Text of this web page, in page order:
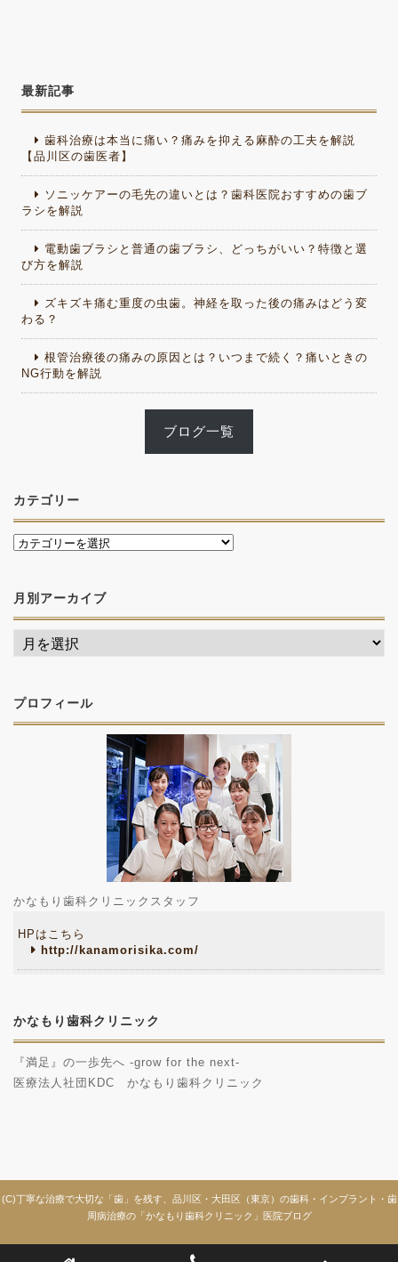
最新記事
歯科治療は本当に痛い？痛みを抑える麻酔の工夫を解説
【品川区の歯医者】
ソニッケアーの毛先の違いとは？歯科医院おすすめの歯ブ
ラシを解説
電動歯ブラシと普通の歯ブラシ、どっちがいい？特徴と選
び方を解説
ズキズキ痛む重度の虫歯。神経を取った後の痛みはどう変
わる？
根管治療後の痛みの原因とは？いつまで続く？痛いときの
NG行動を解説
ブログ一覧
カテゴリー
月別アーカイブ
プロフィール
かなもり歯科クリニックスタッフ
HPはこちら
http://kanamorisika.com/
かなもり歯科クリニック
『満足』の一歩先へ -grow for the next-
医療法人社団KDC かなもり歯科クリニック
(C)丁寧な治療で大切な「歯」を残す、品川区・大田区（東京）の歯科・インプラント・歯
周病治療の「かなもり歯科クリニック」医院ブログ